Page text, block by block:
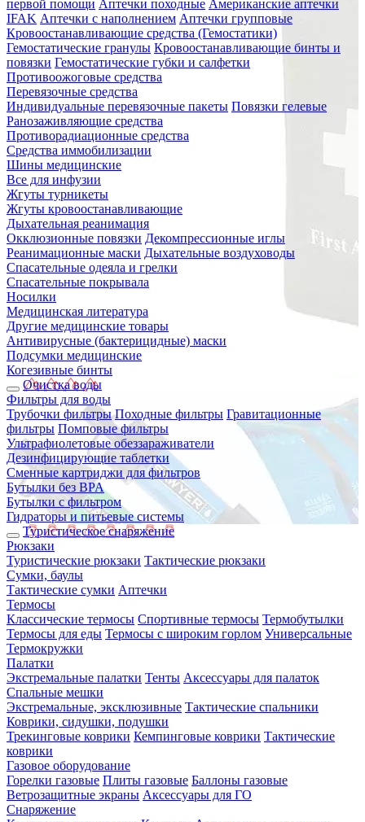
первой помощи Аптечки походные Американские аптечки
IFAK Аптечки с наполнением Аптечки групповые
Кровоостанавливающие средства (Гемостатики)
Гемостатические гранулы Кровоостанавливающие бинты и
повязки Гемостатические губки и салфетки
Противоожоговые средства
Перевязочные средства
Индивидуальные перевязочные пакеты Повязки гелевые
Ранозаживляющие средства
Противорадиационные средства
Средства иммобилизации
Шины медицинские
Все для инфузии
Жгуты турникеты
Жгуты кровоостанавливающие
Дыхательная реанимация
Окклюзионные повязки Декомпрессионные иглы
Реанимационные маски Дыхательные воздуховоды
Спасательные одеяла и грелки
Спасательные покрывала
Носилки
Медицинская литература
Другие медицинские товары
Антивирусные (бактерицидные) маски
Подсумки медицинские
Когезивные бинты
Очистка воды
Фильтры для воды
Трубочки фильтры Походные фильтры Гравитационные
фильтры Помповые фильтры
Ультрафиолетовые обеззараживатели
Дезинфицирующие таблетки
Сменные картриджи для фильтров
Бутылки без BPA
Бутылки с фильтром
Гидраторы и питьевые системы
Туристическое снаряжение
Рюкзаки
Туристические рюкзаки Тактические рюкзаки
Сумки, баулы
Тактические сумки Аптечки
Термосы
Классические термосы Спортивные термосы Термобутылки
Термосы для еды Термосы с широким горлом Универсальные
Термокружки
Палатки
Экстремальные палатки Тенты Аксессуары для палаток
Спальные мешки
Экстремальные, эксклюзивные Тактические спальники
Коврики, сидушки, подушки
Трекинговые коврики Кемпинговые коврики Тактические
коврики
Газовое оборудование
Горелки газовые Плиты газовые Баллоны газовые
Ветрозащитные экраны Аксессуары для ГО
Снаряжение